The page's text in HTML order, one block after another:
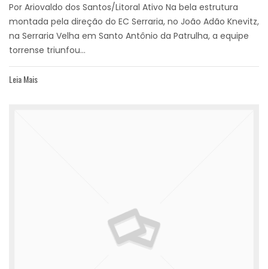
Por Ariovaldo dos Santos/Litoral Ativo Na bela estrutura
montada pela direção do EC Serraria, no João Adão Knevitz,
na Serraria Velha em Santo Antônio da Patrulha, a equipe
torrense triunfou...
Leia Mais